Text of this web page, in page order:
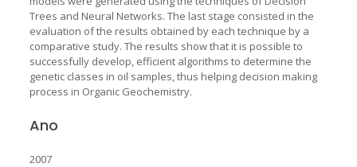
Trees and Neural Networks. The last stage consisted in the
evaluation of the results obtained by each technique by a
comparative study. The results show that it is possible to
successfully develop, efficient algorithms to determine the
genetic classes in oil samples, thus helping decision making
process in Organic Geochemistry.
Ano
2007